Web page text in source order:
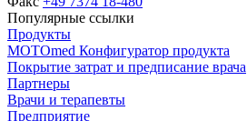
Популярные ссылки
Продукты
MOTOmed Конфигуратор продукта
Покрытие затрат и предписание врача
Партнеры
Врачи и терапевты
Предприятие